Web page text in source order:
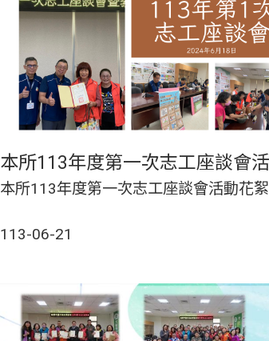
113-06-21
本所113年度第一次志工座談會活動花絮